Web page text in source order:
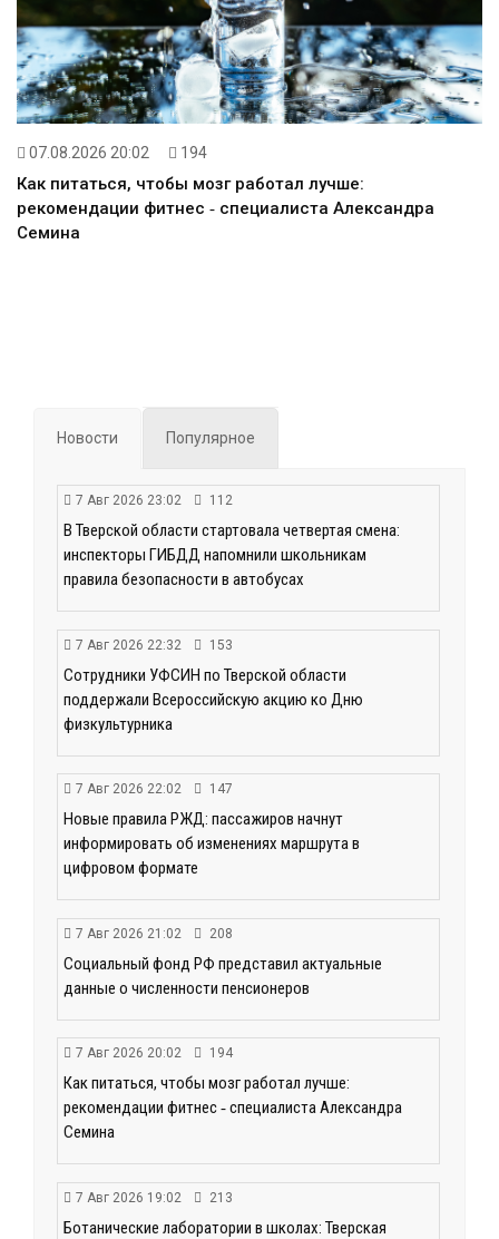
07.08.2026 20:02 194
Как питаться, чтобы мозг работал лучше:
рекомендации фитнес ‑ специалиста Александра
Семина
Новости Популярное
7 Авг 2026 23:02 112
В Тверской области стартовала четвертая смена:
инспекторы ГИБДД напомнили школьникам
правила безопасности в автобусах
7 Авг 2026 22:32 153
Сотрудники УФСИН по Тверской области
поддержали Всероссийскую акцию ко Дню
физкультурника
7 Авг 2026 22:02 147
Новые правила РЖД: пассажиров начнут
информировать об изменениях маршрута в
цифровом формате
7 Авг 2026 21:02 208
Социальный фонд РФ представил актуальные
данные о численности пенсионеров
7 Авг 2026 20:02 194
Как питаться, чтобы мозг работал лучше:
рекомендации фитнес ‑ специалиста Александра
Семина
7 Авг 2026 19:02 213
Ботанические лаборатории в школах: Тверская